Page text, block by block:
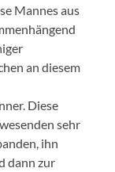
Mannes aus
an diesem
Diese
sehr
ihn
dann zur